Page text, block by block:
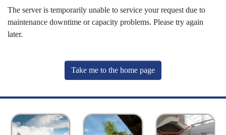
The server is temporarily unable to service your request due to
maintenance downtime or capacity problems. Please try again
later.
Take me to the home page